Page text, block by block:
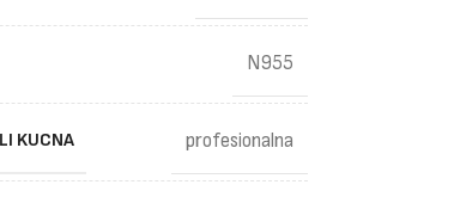
N955
KUCNA profesionalna